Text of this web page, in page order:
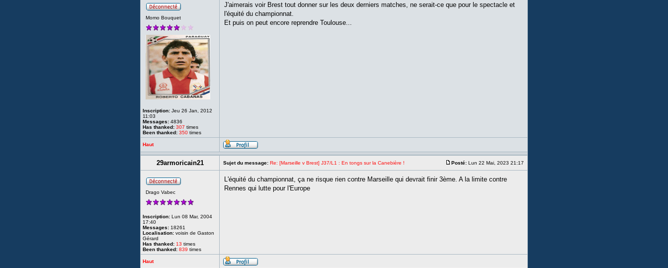
Momo Bouquet
Inscription: Jeu 26 Jan, 2012
11:03
Messages: 4836
Has thanked: 307 times
Been thanked: 350 times
J'aimerais voir Brest tout donner sur les deux derniers matches, ne serait-ce que pour le spectacle et
l'équité du championnat.
Et puis on peut encore reprendre Toulouse...
Haut
29armoricain21 Sujet du message: Re: [Marseille v Brest] J37/L1 : En tongs sur la Canebière ! Posté: Lun 22 Mai, 2023 21:17
Drago Vabec
Inscription: Lun 08 Mar, 2004
17:40
Messages: 18261
Localisation: voisin de Gaston
Gérard
Has thanked: 13 times
Been thanked: 839 times
L'équité du championnat, ça ne risque rien contre Marseille qui devrait finir 3ème. A la limite contre
Rennes qui lutte pour l'Europe
Haut